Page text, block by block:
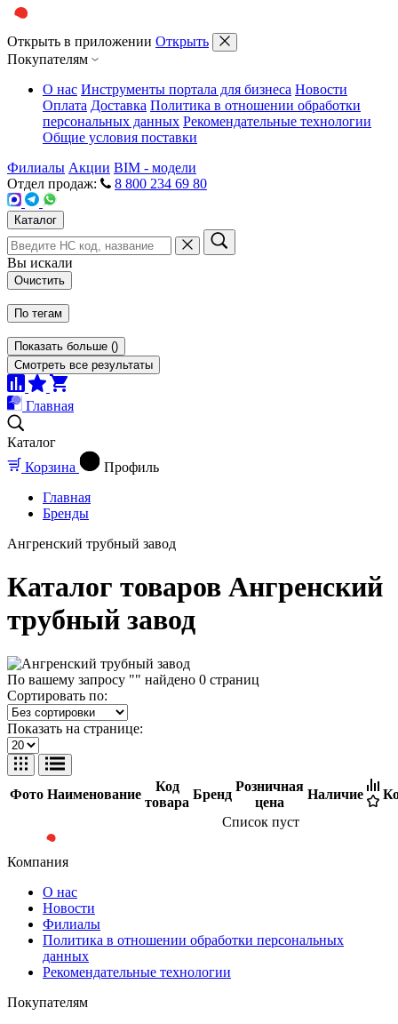
Открыть в приложении Открыть
Покупателям
О нас Инструменты портала для бизнеса Новости
Оплата Доставка Политика в отношении обработки
персональных данных Рекомендательные технологии
Общие условия поставки
Филиалы Акции BIM - модели
Отдел продаж:
8 800 234 69 80
Каталог
Вы искали
Очистить
По тегам
Показать больше ()
Смотреть все результаты
Главная
Каталог
Корзина
Профиль
Главная
Бренды
Ангренский трубный завод
Каталог товаров Ангренский
трубный завод
По вашему запросу "" найдено 0 страниц
Сортировать по:
Показать на странице:
Фото Наименование
Код
товара
Бренд
Розничная
цена
Наличие
Список пуст
Компания
О нас
Новости
Филиалы
Политика в отношении обработки персональных
данных
Рекомендательные технологии
Покупателям